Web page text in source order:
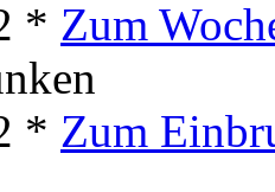
* Zum
* Zum